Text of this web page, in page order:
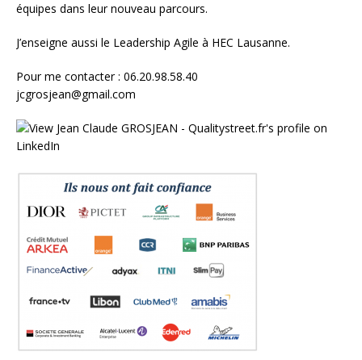
équipes dans leur nouveau parcours.
J’enseigne aussi le Leadership Agile à HEC Lausanne.
Pour me contacter : 06.20.98.58.40
jcgrosjean@gmail.com